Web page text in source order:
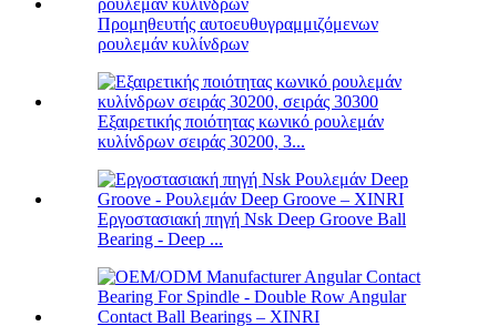
Προμηθευτής αυτοευθυγραμμιζόμενων
ρουλεμάν κυλίνδρων
Εξαιρετικής ποιότητας κωνικό ρουλεμάν
κυλίνδρων σειράς 30200, 3...
Εργοστασιακή πηγή Nsk Deep Groove Ball
Bearing - Deep ...